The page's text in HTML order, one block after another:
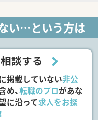
い…という方は
談する
掲載していない非公
め、転職のプロがあな
に沿って求人をお探